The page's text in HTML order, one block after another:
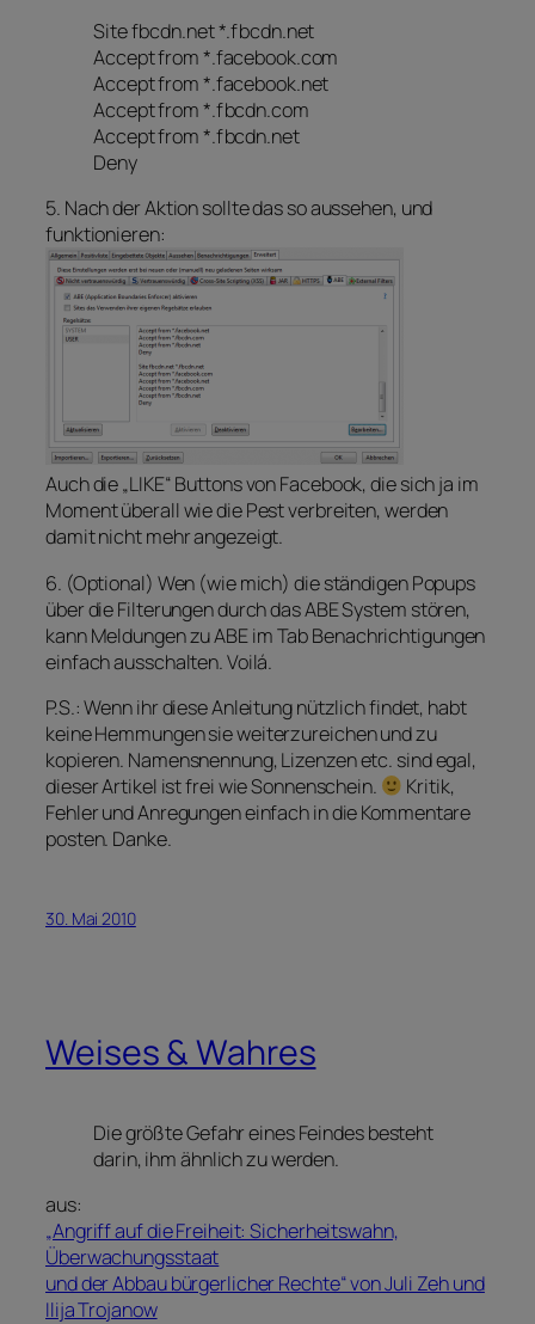
Site fbcdn.net *.fbcdn.net
Accept from *.facebook.com
Accept from *.facebook.net
Accept from *.fbcdn.com
Accept from *.fbcdn.net
Deny
5. Nach der Aktion sollte das so aussehen, und
funktionieren:
Auch die „LIKE“ Buttons von Facebook, die sich ja im
Moment überall wie die Pest verbreiten, werden
damit nicht mehr angezeigt.
6. (Optional) Wen (wie mich) die ständigen Popups
über die Filterungen durch das ABE System stören,
kann Meldungen zuABEim TabBenachrichtigungen
einfach ausschalten. Voilá.
P.S.: Wenn ihr diese Anleitung nützlich findet, habt
keine Hemmungen sie weiterzureichen und zu
kopieren. Namensnennung, Lizenzen etc. sind egal,
dieser Artikel ist frei wie Sonnenschein.
Kritik,
Fehler und Anregungen einfach in die Kommentare
posten. Danke.
30. Mai 2010
Weises & Wahres
Die größte Gefahr eines Feindes besteht
darin, ihm ähnlich zu werden.
aus:
„Angriff auf die Freiheit: Sicherheitswahn,
Überwachungsstaat
und der Abbau bürgerlicher Rechte“ von Juli Zeh und
Ilija Trojanow